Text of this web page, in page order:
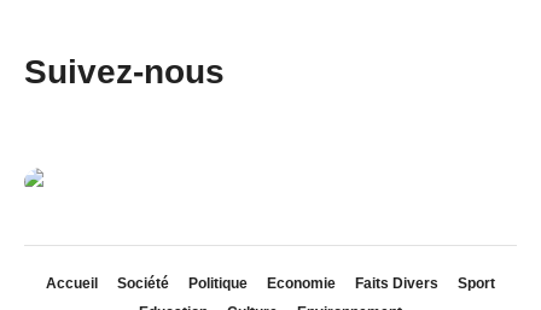
Suivez-nous
Accueil Société Politique Economie Faits Divers
Sport